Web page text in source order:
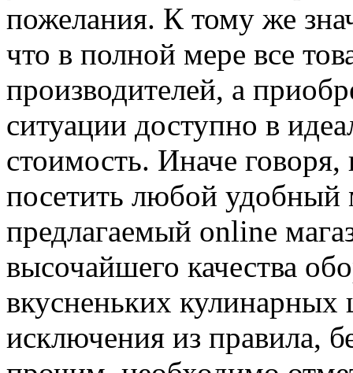
пожелания. К тому же
что в полной мере все
производителей, а
ситуации доступно в
стоимость. Иначе
посетить любой удобный
предлагаемый online
высочайшего качества
вкусненьких
исключения из правила,